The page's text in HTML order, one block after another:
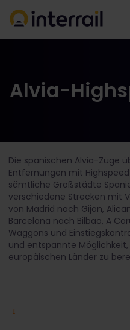
Alvia-
Die spanischen Alvia-Züge
Entfernungen mit
sämtliche Großstädte
verschiedene Strecken mit
von Madrid nach Gijon,
Barcelona nach Bilbao, A
Waggons und
und entspannte
europäischen Länder zu